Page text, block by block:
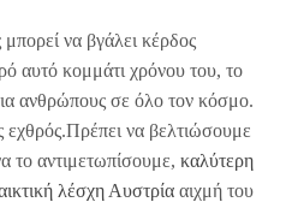
να βγάλει κέρδος
αυτό κομμάτι χρόνου του, το
ανθρώπους σε όλο τον κόσμο.
να βελτιώσουμε
το αντιμετωπίσουμε, καλύτερη
λέσχη Αυστρία αιχμή του